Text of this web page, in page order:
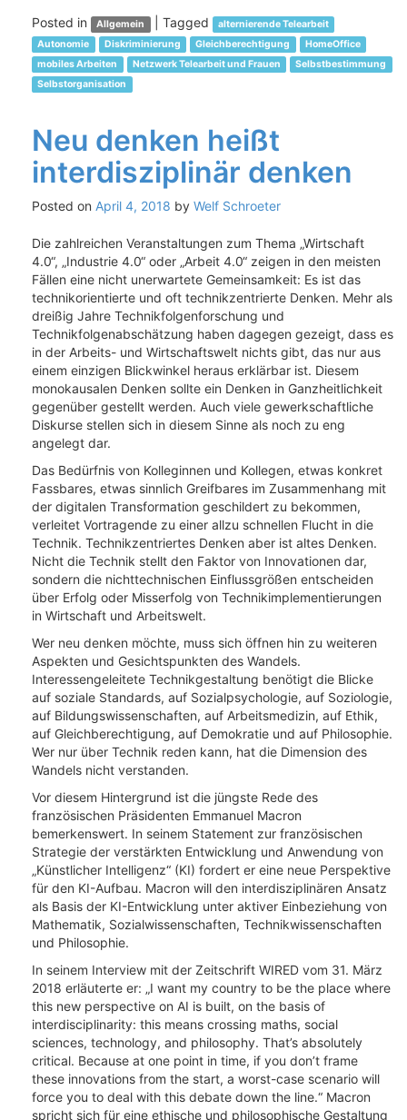
Posted in Allgemein Tagged
alternierende Telearbeit
Autonomie
Diskriminierung Gleichberechtigung
HomeOffice
mobiles Arbeiten
Netzwerk Telearbeit und Frauen
Selbstbestimmung
Selbstorganisation
Neu denken heißt
interdisziplinär denken
Posted on April 4, 2018 by Welf Schroeter
Die zahlreichen Veranstaltungen zum Thema „Wirtschaft
4.0“, „Industrie 4.0“ oder „Arbeit 4.0“ zeigen in den meisten
Fällen eine nicht unerwartete Gemeinsamkeit: Es ist das
technikorientierte und oft technikzentrierte Denken. Mehr als
dreißig Jahre Technikfolgenforschung und
Technikfolgenabschätzung haben dagegen gezeigt, dass es
in der Arbeits- und Wirtschaftswelt nichts gibt, das nur aus
einem einzigen Blickwinkel heraus erklärbar ist. Diesem
monokausalen Denken sollte ein Denken in Ganzheitlichkeit
gegenüber gestellt werden. Auch viele gewerkschaftliche
Diskurse stellen sich in diesem Sinne als noch zu eng
angelegt dar.
Das Bedürfnis von Kolleginnen und Kollegen, etwas konkret
Fassbares, etwas sinnlich Greifbares im Zusammenhang mit
der digitalen Transformation geschildert zu bekommen,
verleitet Vortragende zu einer allzu schnellen Flucht in die
Technik. Technikzentriertes Denken aber ist altes Denken.
Nicht die Technik stellt den Faktor von Innovationen dar,
sondern die nichttechnischen Einflussgrößen entscheiden
über Erfolg oder Misserfolg von Technikimplementierungen
in Wirtschaft und Arbeitswelt.
Wer neu denken möchte, muss sich öffnen hin zu weiteren
Aspekten und Gesichtspunkten des Wandels.
Interessengeleitete Technikgestaltung benötigt die Blicke
auf soziale Standards, auf Sozialpsychologie, auf Soziologie,
auf Bildungswissenschaften, auf Arbeitsmedizin, auf Ethik,
auf Gleichberechtigung, auf Demokratie und auf Philosophie.
Wer nur über Technik reden kann, hat die Dimension des
Wandels nicht verstanden.
Vor diesem Hintergrund ist die jüngste Rede des
französischen Präsidenten Emmanuel Macron
bemerkenswert. In seinem Statement zur französischen
Strategie der verstärkten Entwicklung und Anwendung von
„Künstlicher Intelligenz“ (KI) fordert er eine neue Perspektive
für den KI-Aufbau. Macron will den interdisziplinären Ansatz
als Basis der KI-Entwicklung unter aktiver Einbeziehung von
Mathematik, Sozialwissenschaften, Technikwissenschaften
und Philosophie.
In seinem Interview mit der Zeitschrift WIRED vom 31. März
2018 erläuterte er: „I want my country to be the place where
this new perspective on AI is built, on the basis of
interdisciplinarity: this means crossing maths, social
sciences, technology, and philosophy. That’s absolutely
critical. Because at one point in time, if you don’t frame
these innovations from the start, a worst-case scenario will
force you to deal with this debate down the line.“ Macron
spricht sich für eine ethische und philosophische Gestaltung